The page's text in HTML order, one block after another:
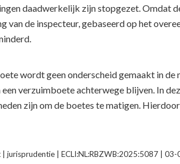
daadwerkelijk zijn stopgezet. Omdat
van de inspecteur, gebaseerd op het
wordt geen onderscheid gemaakt in
verzuimboete achterwege blijven. In
zijn om de boetes te matigen.
jurisprudentie | ECLI:NL:RBZWB:2025:5087 |